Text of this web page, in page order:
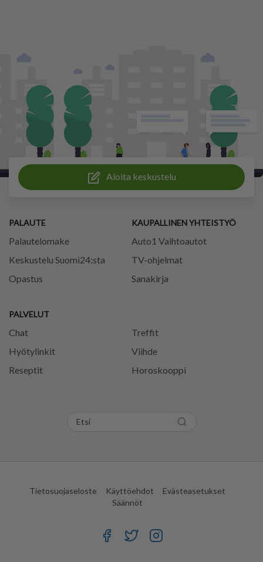
Aloita keskustelu
PALAUTE
Palautelomake
Keskustelu Suomi24:sta
Opastus
PALVELUT
Chat
Treffit
Hyötylinkit
Viihde
Reseptit
Horoskooppi
KAUPALLINEN YHTEISTYÖ
Auto1 Vaihtoautot
TV-ohjelmat
Sanakirja
Tietosuojaseloste Käyttöehdot
Evästeasetukset
Säännöt